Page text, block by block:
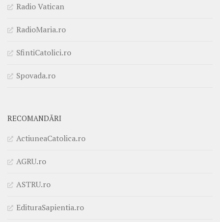
Radio Vatican
RadioMaria.ro
SfintiCatolici.ro
Spovada.ro
RECOMANDĂRI
ActiuneaCatolica.ro
AGRU.ro
ASTRU.ro
EdituraSapientia.ro